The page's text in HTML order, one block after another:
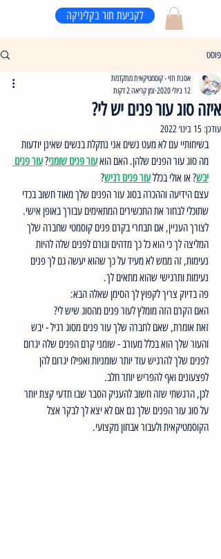
לקביעת תור בקליניקה
פוסט
איזה סוג עור פנים יש לי?
אסנת חזי - קוסמטיקאית מתקדמת
12 ביולי 2020
זמן קריאה 2 דקות
עודכן: 15 בינו׳ 2022
בשיחותיי עם לא מעט נשים אני נתקלת בנשים שאינן יודעות
מה סוג עור הפנים שלהן. האם הוא עור פנים שומני? עור פנים
יבש? או אולי בכלל עור פנים רגיש?
עצם הידיעה וההכרה בסוג עור הפנים שלך מאוד חשוב בכדי
שתוכלי לבחור את התכשירים המתאימים עבורך באופן אישי.
לצורך העניין, אם תבחרי בקרם פנים קוסמטי שחברה שלך
המליצה לך כי הוא כל כך מדהים וגורם לפנים שלה להיות
נעימות, זה ממש לא מעיד על כך שהוא יעשה גם לך פנים
נעימות ותרגישי שהוא מתאים לך.
פה בדיוק צריך לקפוץ לך הסימן שאלה הבא:
האם הקרם הזה מומלץ לעור פנים מהסוג שיש לי?
זאת אומרת, שאם לחברה שלך עור פנים מסוג רגיל - יבש
והעור שלך הוא בכלל מעורב - שומני קרם הפנים שלה יגרום
לפנים שלך להרגיש עוד יותר שומניות ואפילו יגרום להן
לפצעונים ואף להפריש יותר חלב.
לכן, הרגשתי שזה חשוב להעניק הסבר שבו תדעי קצת יותר
על סוג עור הפנים שלך גם אם לא יצא לך לבקר אצל
הקוסמטיקאית ולעבור אבחון מקצועי.